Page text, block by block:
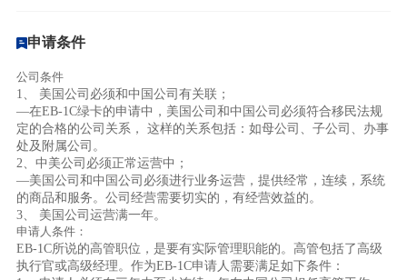
申请条件
公司条件
1、 美国公司必须和中国公司有关联；
—在EB-1C绿卡的申请中，美国公司和中国公司必须符合移民法规
定的合格的公司关系， 这样的关系包括：如母公司、子公司、办事
处及附属公司。
2、中美公司必须正常运营中；
—美国公司和中国公司必须进行业务运营，提供经常，连续，系统
的商品和服务。公司经营需要切实的，有经营效益的。
3、 美国公司运营满一年。
申请人条件：
EB-1C所说的高管职位，是要有实际管理职能的。高管包括了高级
执行官或高级经理。作为EB-1C申请人需要满足如下条件：